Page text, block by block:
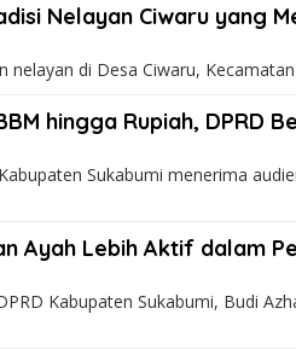
Nelayan Ciwaru yang
nelayan di Desa Ciwaru,
hingga Rupiah, DPRD
Sukabumi menerima
Ayah Lebih Aktif dalam
Kabupaten Sukabumi, Budi